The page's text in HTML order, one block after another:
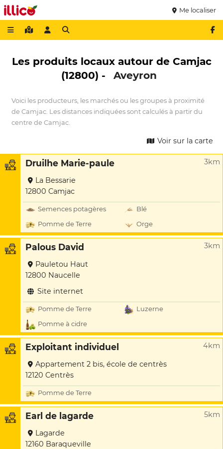
Me localiser
Les produits locaux autour de Camjac
(12800) -
Aveyron
Voici les producteurs, les marchés ou les groupes à proximité
de Camjac. Les distances indiquées sont calculés à partir du
centre de Camjac.
Voir sur la carte
Druilhe Marie-paule 3km
La Bessarie
12800 Camjac
Semences potagères
Blé
Pomme de Terre
Orge
Palous David 3km
Pauletou Haut
12800 Naucelle
Site internet
Pomme de Terre
Luzerne
Pomme à cidre
Exploitant individuel 4km
Appartement 2 bis, école de centrès
12120 Centrès
Pomme de Terre
Earl de lagarde 5km
Lagarde
12160 Baraqueville